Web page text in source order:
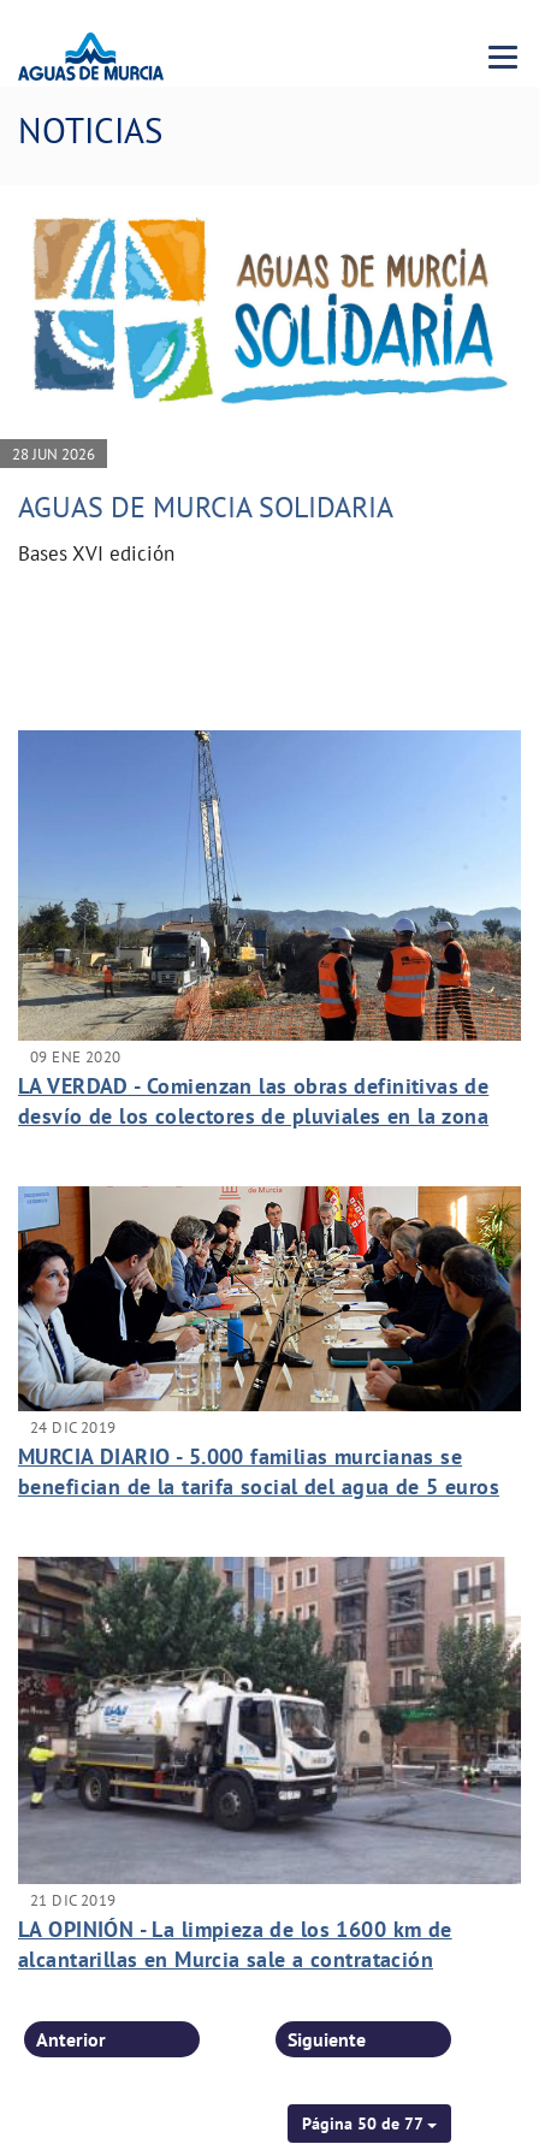
Menu
NOTICIAS
28 JUN 2026
AGUAS DE MURCIA SOLIDARIA
Bases XVI edición
09 ENE 2020
LA VERDAD - Comienzan las obras definitivas de
desvío de los colectores de pluviales en la zona
24 DIC 2019
MURCIA DIARIO - 5.000 familias murcianas se
benefician de la tarifa social del agua de 5 euros
21 DIC 2019
LA OPINIÓN - La limpieza de los 1600 km de
alcantarillas en Murcia sale a contratación
Página 50 de 77
Anterior Siguiente